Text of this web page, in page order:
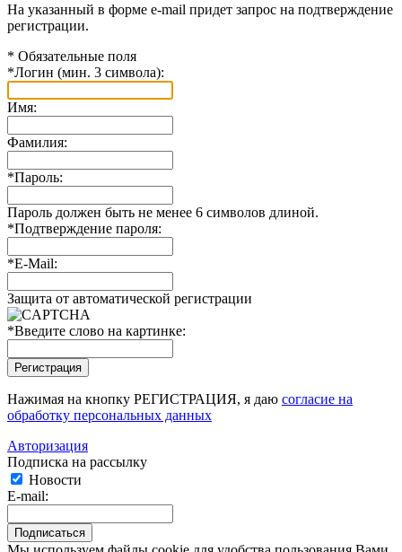
На указанный в форме e-mail придет запрос на подтверждение
регистрации.
* Обязательные поля
*Логин (мин. 3 символа):
Имя:
Фамилия:
*Пароль:
Пароль должен быть не менее 6 символов длиной.
*Подтверждение пароля:
*E-Mail:
Защита от автоматической регистрации
*Введите слово на картинке:
Нажимая на кнопку РЕГИСТРАЦИЯ, я даю согласие на
обработку персональных данных
Авторизация
Подписка на рассылку
Новости
E-mail: